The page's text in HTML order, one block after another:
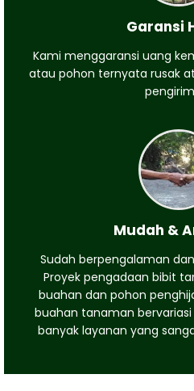
Garansi
Kami menggaransi uang
atau pohon ternyata rusak
Mudah &
Sudah berpengalaman
Proyek pengadaan bibit
buahan dan pohon
buahan tanaman
banyak layanan yang